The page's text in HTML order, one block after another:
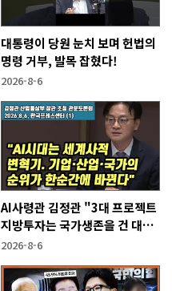
대통령이 당원 눈치 보며 헌법의
명령 거부, 발목 잡혔다!
2026-8-6
AI사령관 김정관 "3대 프로젝트
지방투자는 국가생존을 건 대전
략"
2026-8-6